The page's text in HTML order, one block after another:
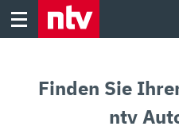
Skip
Finden Sie
ntv